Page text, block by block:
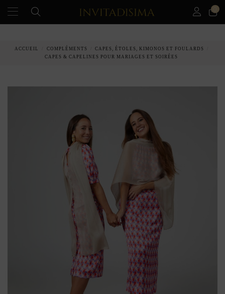
ACCUEIL COMPLÉMENTS
CAPES, ÉTOLES, KIMONOS ET FOULARDS
CAPES & CAPELINES POUR MARIAGES ET SOIRÉES